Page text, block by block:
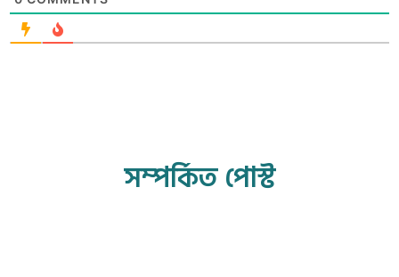
সম্পর্কিত পোস্ট